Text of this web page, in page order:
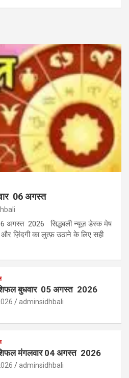
06 अगस्त
अगस्त 2026 सिद्धबली न्यूज़ डेस्क मेष
ज़िंदगी का लुत्फ़ उठाने के लिए सही
बुधवार 05 अगस्त 2026
adminsidhbali
मंगलवार 04 अगस्त 2026
adminsidhbali